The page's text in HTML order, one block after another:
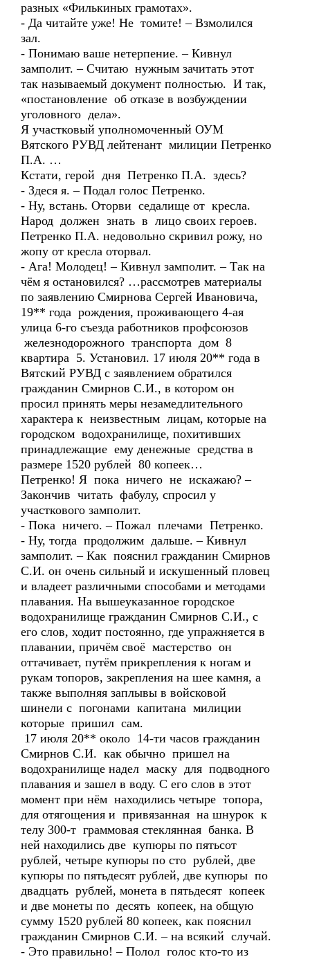
разных «Филькиных грамотах».
- Да читайте уже! Не томите! – Взмолился
зал.
- Понимаю ваше нетерпение. – Кивнул
замполит. – Считаю нужным зачитать этот
так называемый документ полностью. И так,
«постановление об отказе в возбуждении
уголовного дела».
Я участковый уполномоченный ОУМ
Вятского РУВД лейтенант милиции Петренко
П.А. …
Кстати, герой дня Петренко П.А. здесь?
- Здеся я. – Подал голос Петренко.
- Ну, встань. Оторви седалище от кресла.
Народ должен знать в лицо своих героев.
Петренко П.А. недовольно скривил рожу, но
жопу от кресла оторвал.
- Ага! Молодец! – Кивнул замполит. – Так на
чём я остановился? …рассмотрев материалы
по заявлению Смирнова Сергей Ивановича,
19** года рождения, проживающего 4-ая
улица 6-го съезда работников профсоюзов
железнодорожного транспорта дом 8
квартира 5. Установил. 17 июля 20** года в
Вятский РУВД с заявлением обратился
гражданин Смирнов С.И., в котором он
просил принять меры незамедлительного
характера к неизвестным лицам, которые на
городском водохранилище, похитивших
принадлежащие ему денежные средства в
размере 1520 рублей 80 копеек…
Петренко! Я пока ничего не искажаю? –
Закончив читать фабулу, спросил у
участкового замполит.
- Пока ничего. – Пожал плечами Петренко.
- Ну, тогда продолжим дальше. – Кивнул
замполит. – Как пояснил гражданин Смирнов
С.И. он очень сильный и искушенный пловец
и владеет различными способами и методами
плавания. На вышеуказанное городское
водохранилище гражданин Смирнов С.И., с
его слов, ходит постоянно, где упражняется в
плавании, причём своё мастерство он
оттачивает, путём прикрепления к ногам и
рукам топоров, закрепления на шее камня, а
также выполняя заплывы в войсковой
шинели с погонами капитана милиции
которые пришил сам.
17 июля 20** около 14-ти часов гражданин
Смирнов С.И. как обычно пришел на
водохранилище надел маску для подводного
плавания и зашел в воду. С его слов в этот
момент при нём находились четыре топора,
для отягощения и привязанная на шнурок к
телу 300-т граммовая стеклянная банка. В
ней находились две купюры по пятьсот
рублей, четыре купюры по сто рублей, две
купюры по пятьдесят рублей, две купюры по
двадцать рублей, монета в пятьдесят копеек
и две монеты по десять копеек, на общую
сумму 1520 рублей 80 копеек, как пояснил
гражданин Смирнов С.И. – на всякий случай.
- Это правильно! – Полол голос кто-то из